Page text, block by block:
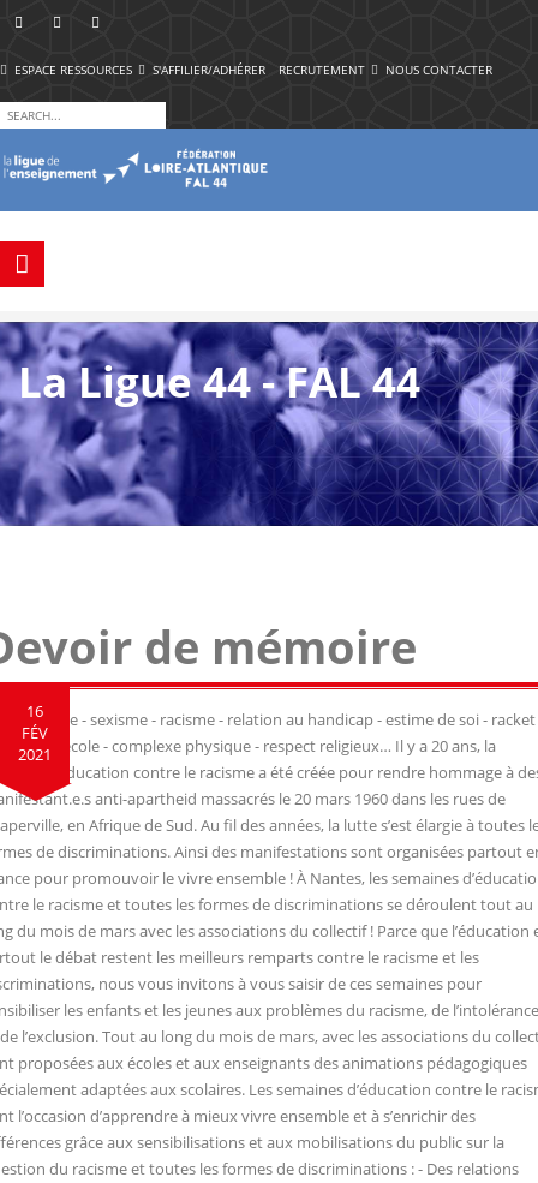
ESPACE RESSOURCES S'AFFILIER/ADHÉRER RECRUTEMENT NOUS CONTACTER
La Ligue 44 - FAL 44
de mémoire
16
FÉV
2021
- sexisme - racisme - relation au handicap - estime de soi - racket
à l’école - complexe physique - respect religieux… Il y a 20 ans, la
d’éducation contre le racisme a été créée pour rendre hommage à
anti-apartheid massacrés le 20 mars 1960 dans les rues de
en Afrique de Sud. Au fil des années, la lutte s’est élargie à toutes
de discriminations. Ainsi des manifestations sont organisées partout
pour promouvoir le vivre ensemble ! À Nantes, les semaines
le racisme et toutes les formes de discriminations se déroulent tout au
du mois de mars avec les associations du collectif ! Parce que l’éducation
le débat restent les meilleurs remparts contre le racisme et les
nous vous invitons à vous saisir de ces semaines pour
les enfants et les jeunes aux problèmes du racisme, de l’intolérance
l’exclusion. Tout au long du mois de mars, avec les associations du
proposées aux écoles et aux enseignants des animations pédagogiques
adaptées aux scolaires. Les semaines d’éducation contre le
l’occasion d’apprendre à mieux vivre ensemble et à s’enrichir des
grâce aux sensibilisations et aux mobilisations du public sur la
du racisme et toutes les formes de discriminations : - Des relations